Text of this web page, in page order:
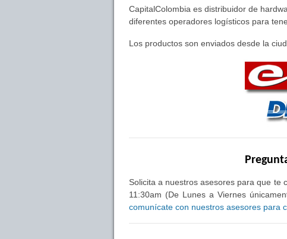
CapitalColombia es distribuidor de
diferentes operadores logísticos para
Los productos son enviados desde la
Solicita a nuestros asesores para que te
11:30am (De Lunes a Viernes
comunícate con nuestros asesores para